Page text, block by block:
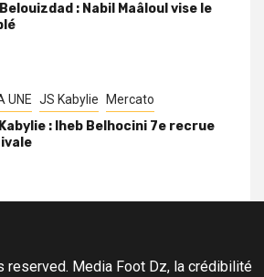
Belouizdad : Nabil Maâloul vise le
UNE JS Kabylie Mercato
: Iheb Belhocini 7e recrue
reserved. Media Foot Dz, la crédibilité